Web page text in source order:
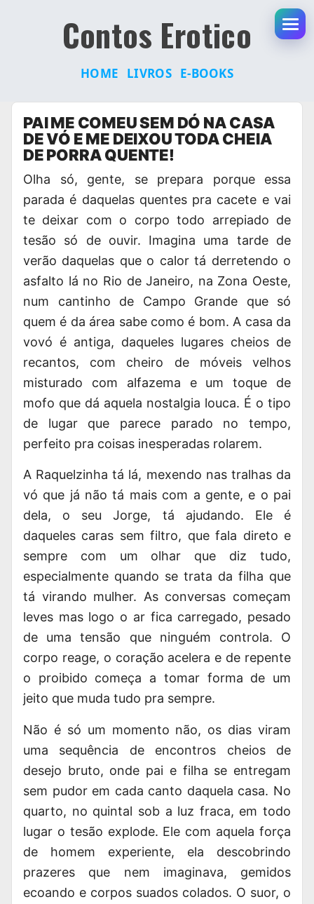
Contos Erotico
HOME LIVROS E-BOOKS
Pular
para
conteúdo
PAI ME COMEU SEM DÓ NA CASA
DE VÓ E ME DEIXOU TODA CHEIA
DE PORRA QUENTE!
Olha só, gente, seprepara porque essa
parada é daquelas quentes pra cacete e vai
te deixar com o corpo todo arrepiado de
tesão só de ouvir. Imagina uma tarde de
verão daquelas que o calor tá derretendo o
asfalto lá no Rio de Janeiro, na Zona Oeste,
num cantinho de Campo Grande que só
quem é da área sabe como é bom. A casa da
vovó é antiga, daqueles lugares cheios de
recantos, com cheiro de móveis velhos
misturado com alfazema e um toque de
mofo que dá aquela nostalgia louca. É o tipo
de lugar que parece parado no tempo,
perfeito pra coisas inesperadas rolarem.
A Raquelzinha tá lá, mexendo nas tralhas da
vó que já não tá mais com a gente, e o pai
dela, o seu Jorge, tá ajudando. Ele é
daqueles caras sem filtro, que fala direto e
sempre com um olhar que diz tudo,
especialmente quando se trata da filha que
tá virando mulher. As conversas começam
leves mas logo o ar fica carregado, pesado
de uma tensão que ninguém controla. O
corpo reage, o coração acelera e de repente
o proibido começa a tomar forma de um
jeito que muda tudo pra sempre.
Não é só um momento não, os dias viram
uma sequência de encontros cheios de
desejo bruto, onde pai e filha se entregam
sem pudor em cada canto daquela casa. No
quarto, no quintal sob a luz fraca, em todo
lugar o tesão explode. Ele com aquela força
de homem experiente, ela descobrindo
prazeres que nem imaginava, gemidos
ecoando e corpos suados colados. O suor, o